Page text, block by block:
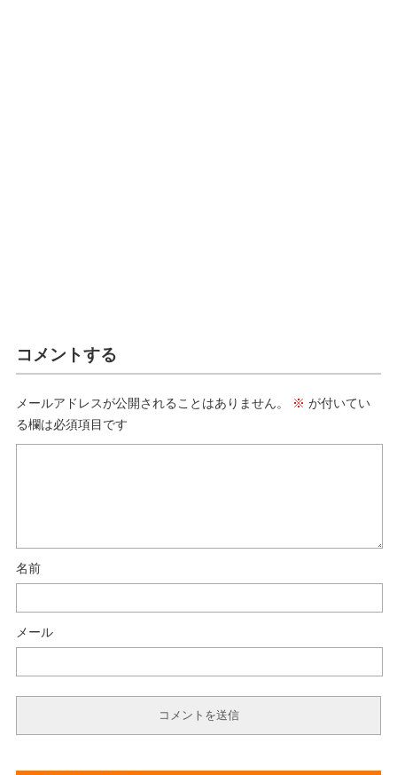
コメントする
メールアドレスが公開されることはありません。 ※ が付いてい
る欄は必須項目です
名前
メール